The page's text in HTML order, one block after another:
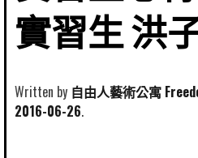
實習生 洪
Written by 自由人藝術公寓
2016-06-26